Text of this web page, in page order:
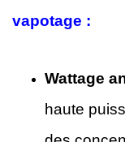
vapotage :
Wattage
haute